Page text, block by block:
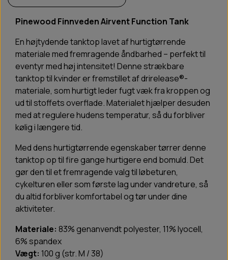
Pinewood Finnveden Airvent Function Tank
En højtydende tanktop lavet af hurtigtørrende
materiale med fremragende åndbarhed – perfekt til
eventyr med høj intensitet! Denne strækbare
tanktop til kvinder er fremstillet af drirelease®-
materiale, som hurtigt leder fugt væk fra kroppen og
ud til stoffets overflade. Materialet hjælper desuden
med at regulere hudens temperatur, så du forbliver
kølig i længere tid.
Med dens hurtigtørrende egenskaber tørrer denne
tanktop op til fire gange hurtigere end bomuld. Det
gør den til et fremragende valg til løbeturen,
cykelturen eller som første lag under vandreture, så
du altid forbliver komfortabel og tør under dine
aktiviteter.
Materiale: 83% genanvendt polyester, 11% lyocell,
6% spandex
Vægt: 100 g (str. M / 38)